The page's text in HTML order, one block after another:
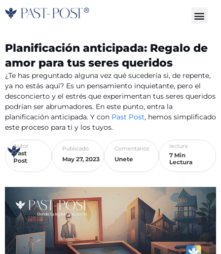
to
Autor
Past
Post
Publicado
May 27, 2023
Comentarios
Unete
lectura
7 Min
Lectura
Planificación anticipada: Regalo de
amor para tus seres queridos
¿Te has preguntado alguna vez qué sucedería si, de repente,
ya no estás aquí? Es un pensamiento inquietante, pero el
desconcierto y el estrés que experimentan tus seres queridos
podrían ser abrumadores. En este punto, entra la
planificación anticipada. Y con Past Post, hemos simplificado
este proceso para ti y los tuyos.